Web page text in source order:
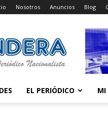
Nosotros Anuncios Blog
EL PERIÓDICO MI